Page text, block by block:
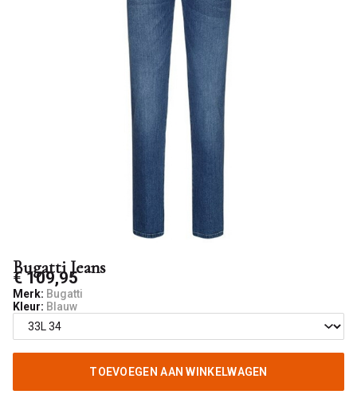
Bugatti Jeans
€ 109,95
Merk: Bugatti
Kleur: Blauw
TOEVOEGEN AAN WINKELWAGEN